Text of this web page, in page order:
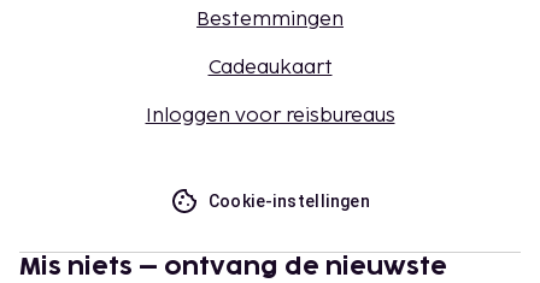
Bestemmingen
Cadeaukaart
Inloggen voor reisbureaus
Cookie-instellingen
Mis niets – ontvang de nieuwste